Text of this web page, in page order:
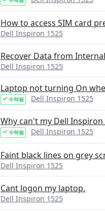
How to access SIM card
Dell Inspiron 1525
Recover Data from
Dell Inspiron 1525
Laptop not turning On
수락됨 Dell Inspiron 1525
Why can't my Dell
수락됨 Dell Inspiron 1525
Faint black lines on grey
Dell Inspiron 1525
Cant logon my laptop.
Dell Inspiron 1525